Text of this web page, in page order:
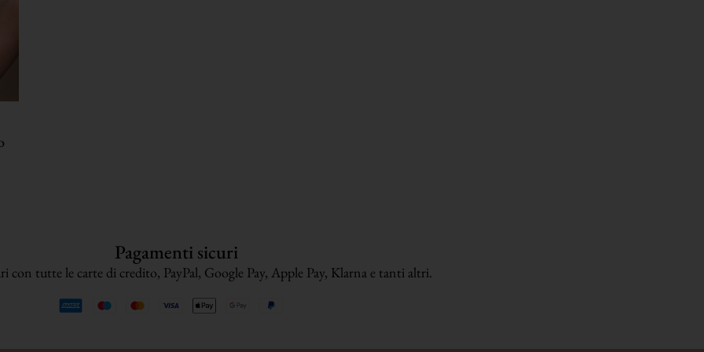
Pagamenti sicuri
con tutte le carte di credito, PayPal, Google Pay, Apple Pay, Klarna e tanti altri.